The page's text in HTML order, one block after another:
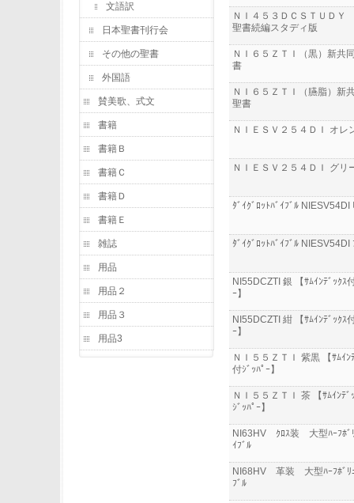
文語訳
日本聖書刊行会
その他の聖書
外国語
賛美歌、式文
書籍
書籍Ｂ
書籍Ｃ
書籍Ｄ
書籍Ｅ
雑誌
用品
用品２
用品３
用品3
ＮＩ４５３ＤＣＳＴＵＤ
聖書続編スタディ版
ＮＩ６５ＺＴＩ（黒）新共
書
ＮＩ６５ＺＴＩ（臙脂）新
聖書
ＮＩＥＳＶ２５４ＤＩ オレ
ＮＩＥＳＶ２５４ＤＩ グリ
ﾀﾞｲｸﾞﾛｯﾄﾊﾞｲﾌﾞﾙ NIESV54DI
ﾀﾞｲｸﾞﾛｯﾄﾊﾞｲﾌﾞﾙ NIESV54DI
NI55DCZTI 銀 【ｻﾑｲﾝﾃﾞｯｸｽ
ｰ】
NI55DCZTI 紺 【ｻﾑｲﾝﾃﾞｯｸｽ
ｰ】
ＮＩ５５ＺＴＩ 紫黒 【ｻﾑｲﾝ
付ｼﾞｯﾊﾟｰ】
ＮＩ５５ＺＴＩ 茶 【ｻﾑｲﾝﾃﾞ
ｼﾞｯﾊﾟｰ】
NI63HV ｸﾛｽ装 大型ﾊｰﾌﾎﾞ
ｲﾌﾞﾙ
NI68HV 革装 大型ﾊｰﾌﾎﾞﾘ
ﾌﾞﾙ